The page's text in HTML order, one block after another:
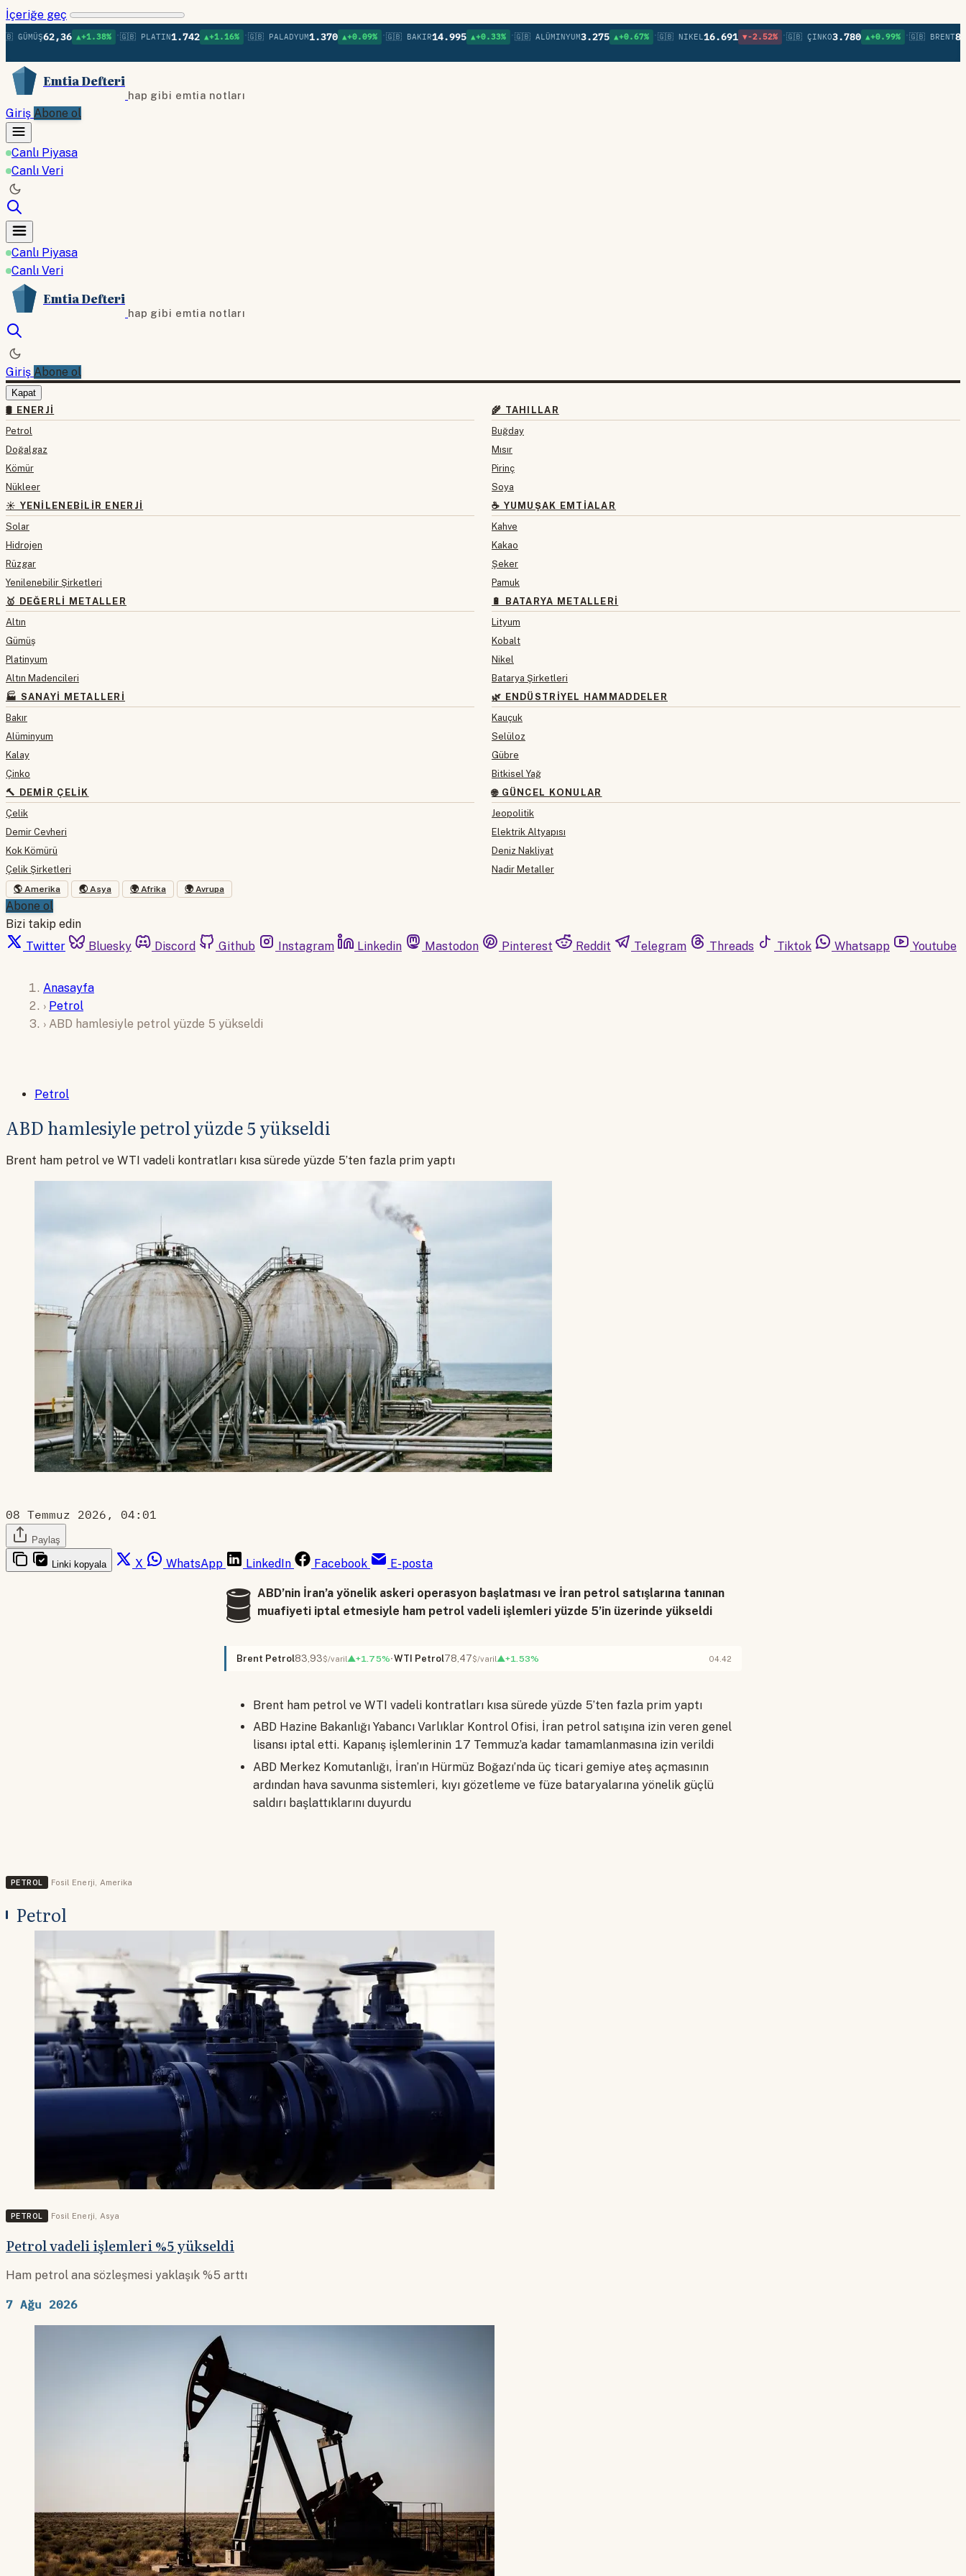
İçeriğe geç
62,36 ▲+1.38% • 🇬🇧 PLATIN1.742 ▲+1.16% • 🇬🇧 PALADYUM1.370 ▲+0.09% •🇬🇧 BAKIR 14.995 ▲+0.33% •🇬🇧 ALÜMINYUM3.275 ▲+0.67% •🇬🇧 NIKEL 16.691 ▼-2.52% • 🇬🇧 ÇINKO 3.780 ▲+0.99% •🇬🇧 BRENT 83,93
Emtia Defteri
hap gibi emtia notları
Giriş Abone ol
Canlı Piyasa
Canlı Veri
Canlı Piyasa
Canlı Veri
Emtia Defteri
hap gibi emtia notları
Giriş Abone ol
Kapat
🛢 ENERJI
Petrol
Doğalgaz
Kömür
Nükleer
☀️ YENILENEBILIR ENERJI
Solar
Hidrojen
Rüzgar
Yenilenebilir Şirketleri
🥇 DEĞERLI METALLER
Altın
Gümüş
Platinyum
Altın Madencileri
🏭 SANAYI METALLERI
Bakır
Alüminyum
Kalay
Çinko
🔨 DEMIR ÇELIK
Çelik
Demir Cevheri
Kok Kömürü
Çelik Şirketleri
🌾 TAHILLAR
Buğday
Mısır
Pirinç
Soya
☕ YUMUŞAK EMTIALAR
Kahve
Kakao
Şeker
Pamuk
🔋 BATARYA METALLERI
Lityum
Kobalt
Nikel
Batarya Şirketleri
🌿 ENDÜSTRIYEL HAMMADDELER
Kauçuk
Selüloz
Gübre
Bitkisel Yağ
🌐 GÜNCEL KONULAR
Jeopolitik
Elektrik Altyapısı
Deniz Nakliyat
Nadir Metaller
🌎 Amerika 🌏 Asya 🌍 Afrika 🌍 Avrupa
Abone ol
Bizi takip edin
Twitter
Bluesky Discord Github Instagram Linkedin Mastodon Pinterest Reddit Telegram Threads Tiktok Whatsapp Youtube
Anasayfa
› Petrol
› ABD hamlesiyle petrol yüzde 5 yükseldi
Petrol
ABD hamlesiyle petrol yüzde 5 yükseldi
Brent ham petrol ve WTI vadeli kontratları kısa sürede yüzde 5’ten fazla prim yaptı
08 Temmuz 2026, 04:01
Paylaş
Linki kopyala X WhatsApp LinkedIn Facebook E-posta
🛢️ ABD’nin İran’a yönelik askeri operasyon başlatması ve İran petrol satışlarına tanınan
muafiyeti iptal etmesiyle ham petrol vadeli işlemleri yüzde 5’in üzerinde yükseldi
Brent Petrol83,93$/varil▲+1.75% WTI Petrol78,47$/varil▲+1.53% 04.42
Brent ham petrol ve WTI vadeli kontratları kısa sürede yüzde 5’ten fazla prim yaptı
ABD Hazine Bakanlığı Yabancı Varlıklar Kontrol Ofisi, İran petrol satışına izin veren genel
lisansı iptal etti. Kapanış işlemlerinin 17 Temmuz’a kadar tamamlanmasına izin verildi
ABD Merkez Komutanlığı, İran’ın Hürmüz Boğazı’nda üç ticari gemiye ateş açmasının
ardından hava savunma sistemleri, kıyı gözetleme ve füze bataryalarına yönelik güçlü
saldırı başlattıklarını duyurdu
PETROL Fosil Enerji Amerika
Petrol
PETROL Fosil Enerji Asya
Petrol vadeli işlemleri %5 yükseldi
Ham petrol ana sözleşmesi yaklaşık %5 arttı
7 Ağu 2026